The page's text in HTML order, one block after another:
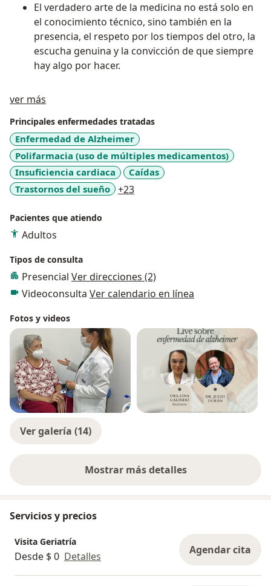
El verdadero arte de la medicina no está solo en
el conocimiento técnico, sino también en la
presencia, el respeto por los tiempos del otro, la
escucha genuina y la convicción de que siempre
hay algo por hacer.
ver más
Principales enfermedades tratadas
Enfermedad de Alzheimer
Polifarmacia (uso de múltiples medicamentos)
Insuficiencia cardiaca
Caídas
Trastornos del sueño
+23a11y_sr_more_diseases
Pacientes que atiendo
Adultos
Tipos de consulta
Presencial Ver direcciones (2)
Videoconsulta Ver calendario en línea
Fotos y videos
Ver galería (14)
Mostrar más detalles
sobre la experiencia
Servicios y precios
Visita Geriatría
Desde $ 0 Detalles Agendar cita